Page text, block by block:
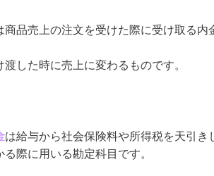
商品売上の注文を受けた際に受け取る内
した時に売上に変わるものです。
は給与から社会保険料や所得税を天引
際に用いる勘定科目です。